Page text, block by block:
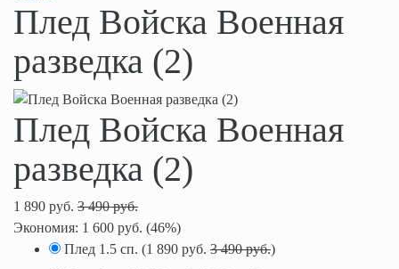
Плед Войска Военная
разведка (2)
Плед Войска Военная
разведка (2)
1 890 руб. 3 490 руб.
Экономия: 1 600 руб. (46%)
Плед 1.5 сп. (1 890 руб. 3 490 руб.)